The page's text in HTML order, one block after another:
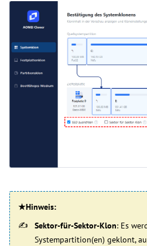
★Hinweis:
Sektor-für-Sektor-Klon: Es
Systempartition(en) geklont,